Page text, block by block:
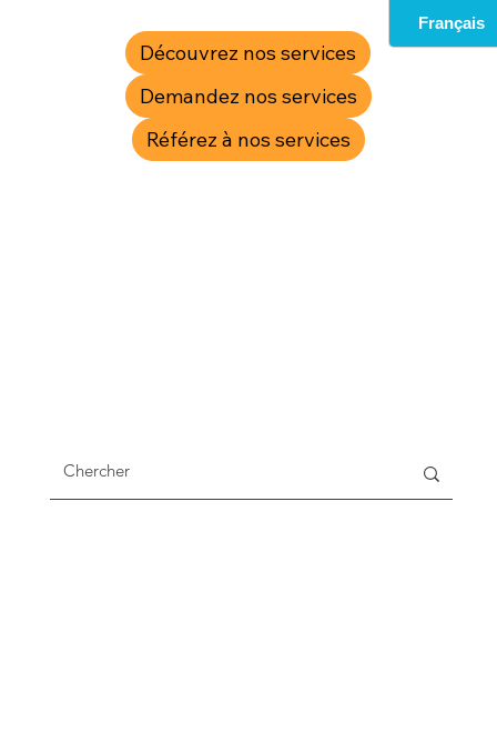
Découvrez nos services
Demandez nos services
Référez à nos services